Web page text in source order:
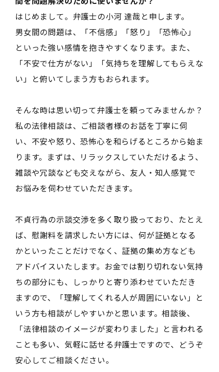
はじめまして。弁護士の小河 達哉と申します。
男女間の問題は、「不信感」「怒り」「恐怖心」
といった強い感情を抱きやすくなります。また、
「不安で仕方がない」「気持ちを理解してもらえな
い」と俯いてしまう方もおられます。
そんな時は思い切って弁護士を頼ってみませんか？
私の法律相談は、ご相談者様のお話を丁寧に伺
い、不安や怒り、恐怖心を和らげるところから始ま
ります。まずは、リラックスしていただけるよう、
雑談や冗談なども交えながら、友人・知人感覚で
お悩みを伺わせていただきます。
不貞行為の示談交渉を多く取り扱っており、たとえ
ば、慰謝料を請求したい方には、何が証拠となる
かといったことだけでなく、証拠の集め方なども
アドバイスいたします。お金では割り切れない気持
ちの部分にも、しっかりと寄り添わせていただき
ますので、「理解してくれる人が周囲にいない」と
いう方も相談がしやすいかと思います。相談後、
「法律相談のイメージが変わりました」と言われる
ことも多い、気軽に話せる弁護士ですので、どうぞ
安心してご相談ください。